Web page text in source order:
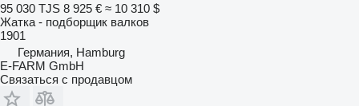
95 030 TJS 8 925 € ≈ 10 310 $
Жатка - подборщик валков
1901
Германия, Hamburg
E-FARM GmbH
Связаться с продавцом